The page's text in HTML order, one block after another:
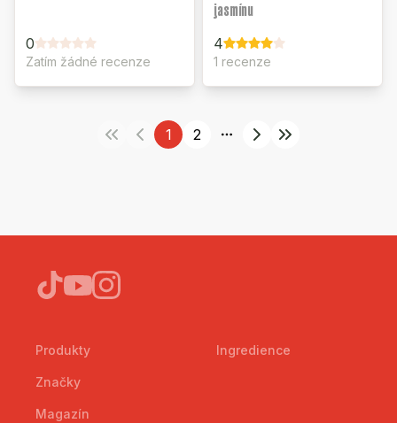
0
Zatím žádné recenze
jasmínu
4
1 recenze
1 2
More pages
Produkty
Značky
Magazín
Ingredience